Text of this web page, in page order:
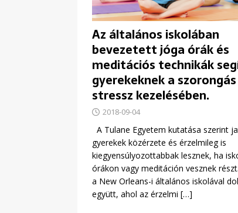
Az általános iskolában
bevezetett jóga órák és
meditációs technikák
gyerekeknek a
stressz kezelésében.
2018-09-04
A Tulane Egyetem kutatása szerint
gyerekek közérzete és érzelmileg is
kiegyensúlyozottabbak lesznek, ha
órákon vagy meditáción vesznek
a New Orleans-i általános iskolával
együtt, ahol az érzelmi […]